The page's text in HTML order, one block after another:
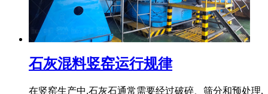
石灰混料竖窑运行规律
在竖窑生产中,石灰石通常需要经过破碎、筛分和预处理,